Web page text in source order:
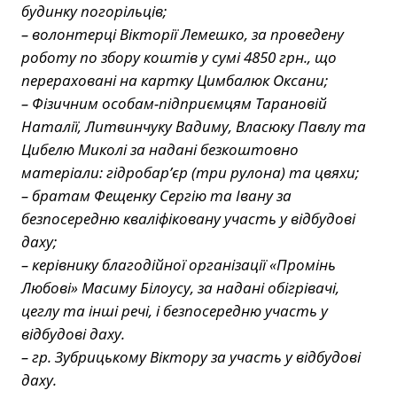
будинку погорільців;
– волонтерці Вікторії Лемешко, за проведену
роботу по збору коштів у сумі 4850 грн., що
перераховані на картку Цимбалюк Оксани;
– Фізичним особам-підприємцям Тарановій
Наталії, Литвинчуку Вадиму, Власюку Павлу та
Цибелю Миколі за надані безкоштовно
матеріали: гідробар’єр (три рулона) та цвяхи;
– братам Фещенку Сергію та Івану за
безпосередню кваліфіковану участь у відбудові
даху;
– керівнику благодійної організації «Промінь
Любові» Масиму Білоусу, за надані обігрівачі,
цеглу та інші речі, і безпосередню участь у
відбудові даху.
– гр. Зубрицькому Віктору за участь у відбудові
даху.